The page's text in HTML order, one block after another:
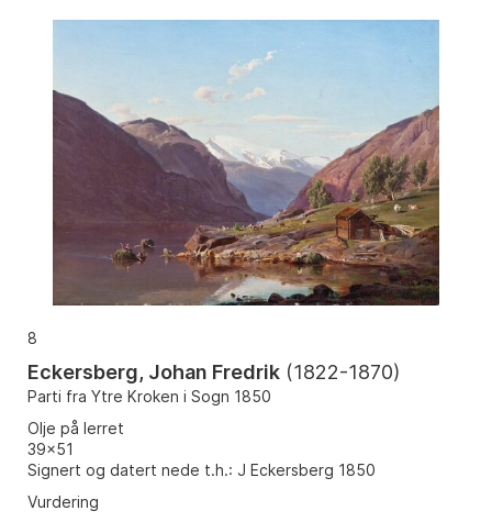
8
Eckersberg, Johan Fredrik (1822-1870)
Parti fra Ytre Kroken i Sogn 1850
Olje på lerret
39x51
Signert og datert nede t.h.: J Eckersberg 1850
Vurdering